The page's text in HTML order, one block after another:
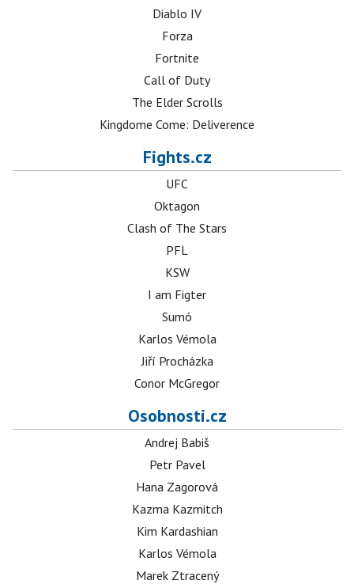
Diablo IV
Forza
Fortnite
Call of Duty
The Elder Scrolls
Kingdome Come: Deliverence
Fights.cz
UFC
Oktagon
Clash of The Stars
PFL
KSW
I am Figter
Sumó
Karlos Vémola
Jiří Procházka
Conor McGregor
Osobnosti.cz
Andrej Babiš
Petr Pavel
Hana Zagorová
Kazma Kazmitch
Kim Kardashian
Karlos Vémola
Marek Ztracený